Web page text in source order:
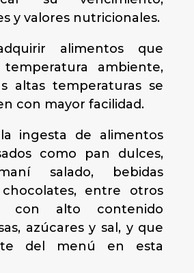
y valores nutricionales.
alimentos que
ambiente,
altas temperaturas se
con mayor facilidad.
ingesta de alimentos
como pan dulces,
salado, bebidas
chocolates, entre otros
con alto contenido
azúcares y sal, y que
del menú en esta